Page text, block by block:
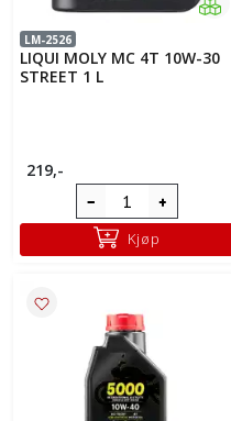
LM-2526
LIQUI MOLY MC 4T 10W-30
STREET 1 L
219,-
Kjøp